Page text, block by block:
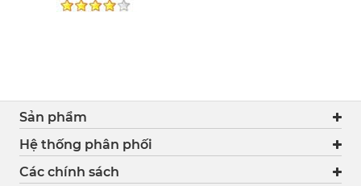
Sản phẩm
Hệ thống phân phối
Các chính sách